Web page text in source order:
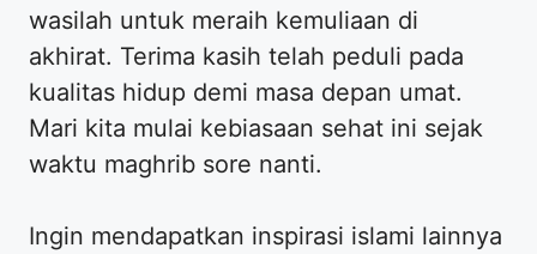
wasilah untuk meraih kemuliaan di
akhirat. Terima kasih telah peduli pada
kualitas hidup demi masa depan umat.
Mari kita mulai kebiasaan sehat ini sejak
waktu maghrib sore nanti.
Ingin mendapatkan inspirasi islami lainnya